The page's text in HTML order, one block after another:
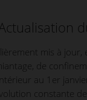
mis à jour,
de
au 1er
constante de